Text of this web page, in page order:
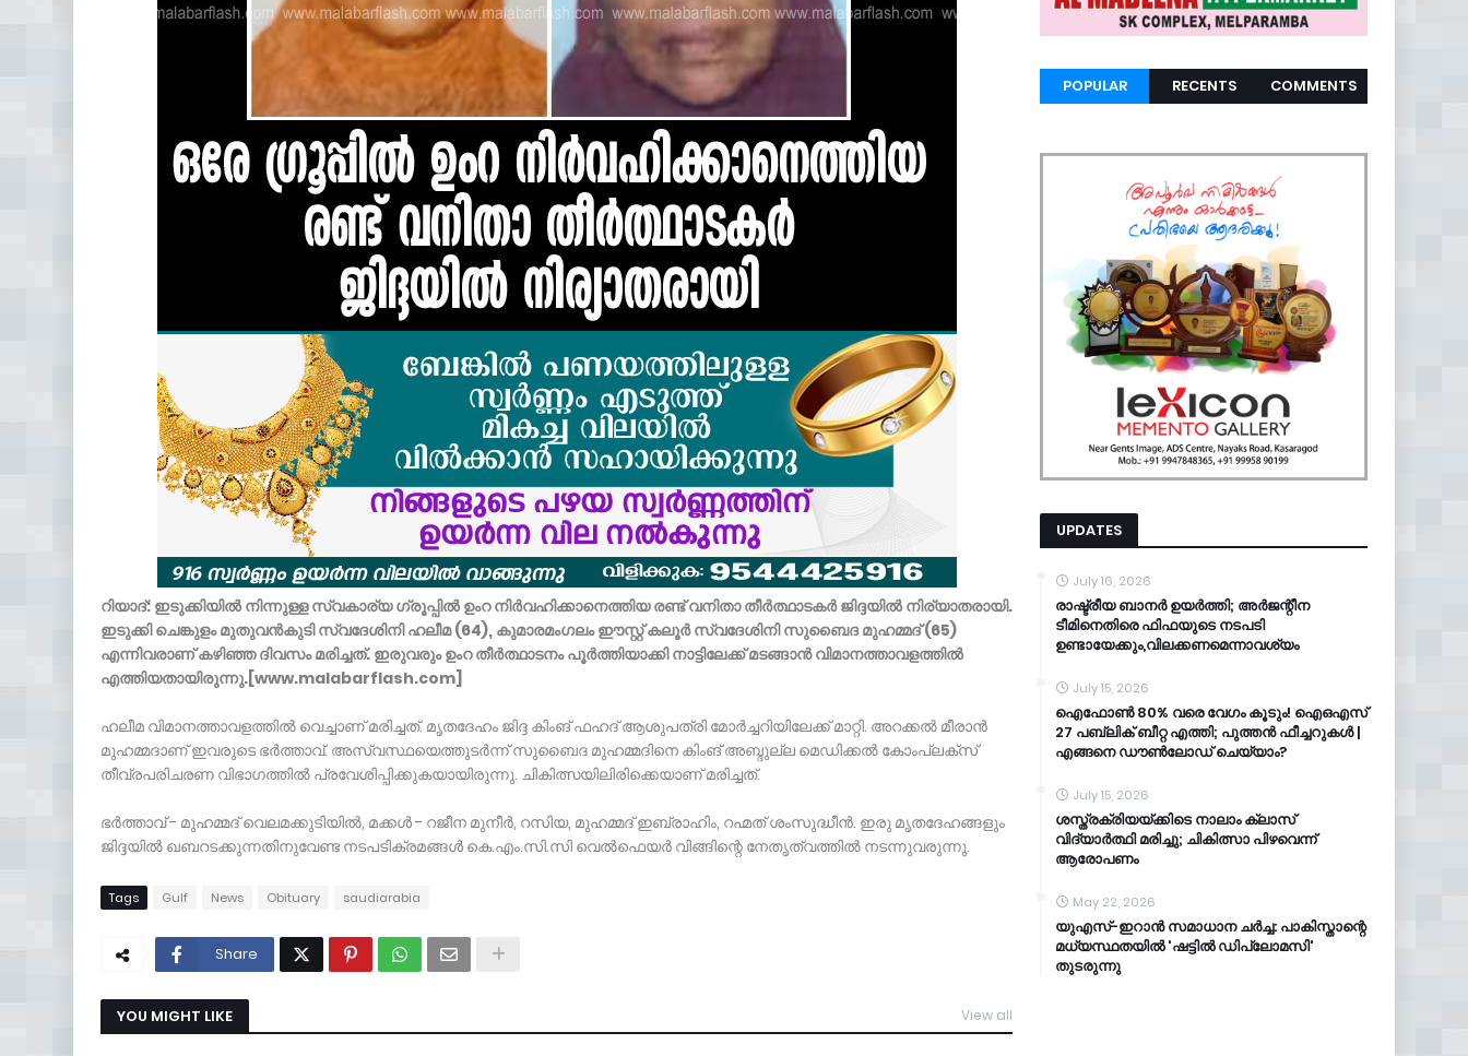
റിയാദ്: ഇടുക്കിയിൽ നിന്നുള്ള സ്വകാര്യ ഗ്രൂപ്പിൽ ഉംറ നിർവഹിക്കാനെത്തിയ രണ്ട് വനിതാ തീർത്ഥാടകർ ജിദ്ദയിൽ നിര്യാതരായി.
ഇടുക്കി ചെങ്കുളം മുതുവൻകുടി സ്വദേശിനി ഹലീമ (64), കുമാരമംഗലം ഈസ്റ്റ് കലൂർ സ്വദേശിനി സുബൈദ മുഹമ്മദ് (65)
എന്നിവരാണ് കഴിഞ്ഞ ദിവസം മരിച്ചത്. ഇരുവരും ഉംറ തീർത്ഥാടനം പൂർത്തിയാക്കി നാട്ടിലേക്ക് മടങ്ങാൻ വിമാനത്താവളത്തിൽ
എത്തിയതായിരുന്നു.[www.malabarflash.com]
ഹലീമ വിമാനത്താവളത്തിൽ വെച്ചാണ് മരിച്ചത്. മൃതദേഹം ജിദ്ദ കിംങ് ഫഹദ് ആശുപത്രി മോർച്ചറിയിലേക്ക് മാറ്റി. അറക്കൽ മീരാൻ
മുഹമ്മദാണ് ഇവരുടെ ഭർത്താവ്. അസ്വസ്ഥയെത്തുടർന്ന് സുബൈദ മുഹമ്മദിനെ കിംങ് അബ്ദുല്ല മെഡിക്കൽ കോംപ്ലക്‌സ്
തീവ്രപരിചരണ വിഭാഗത്തിൽ പ്രവേശിപ്പിക്കുകയായിരുന്നു. ചികിത്സയിലിരിക്കെയാണ് മരിച്ചത്.
ഭർത്താവ് - മുഹമ്മദ് വെലമക്കുടിയിൽ, മക്കൾ - റജീന മുനീർ, റസിയ, മുഹമ്മദ് ഇബ്രാഹിം, റഹ്മത് ശംസുദ്ധീൻ. ഇരു മൃതദേഹങ്ങളും
ജിദ്ദയിൽ ഖബറടക്കുന്നതിനുവേണ്ട നടപടിക്രമങ്ങൾ കെ.എം.സി.സി വെൽഫെയർ വിങ്ങിന്റെ നേതൃത്വത്തിൽ നടന്നുവരുന്നു.
Tags Gulf News Obituary saudiarabia
Share
YOU MIGHT LIKE View all
POPULAR RECENTS COMMENTS
UPDATES
July 16, 2026
രാഷ്ട്രീയ ബാനർ ഉയർത്തി; അർജന്റീന
ടീമിനെതിരെ ഫിഫയുടെ നടപടി
ഉണ്ടായേക്കും,വിലക്കണമെന്നാവശ്യം
July 15, 2026
ഐഫോൺ 80% വരെ വേഗം കൂടും! ഐഒഎസ്
27 പബ്ലിക് ബീറ്റ എത്തി; പുത്തൻ ഫീച്ചറുകൾ |
എങ്ങനെ ഡൗൺലോഡ് ചെയ്യാം?
July 15, 2026
ശസ്ത്രക്രിയയ്ക്കിടെ നാലാം ക്ലാസ്
വിദ്യാർത്ഥി മരിച്ചു; ചികിത്സാ പിഴവെന്ന്
ആരോപണം
May 22, 2026
യുഎസ്-ഇറാൻ സമാധാന ചർച്ച: പാകിസ്താന്റെ
മധ്യസ്ഥതയിൽ 'ഷട്ടിൽ ഡിപ്ലോമസി'
തുടരുന്നു